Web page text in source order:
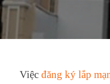
Việc đăng ký lắp